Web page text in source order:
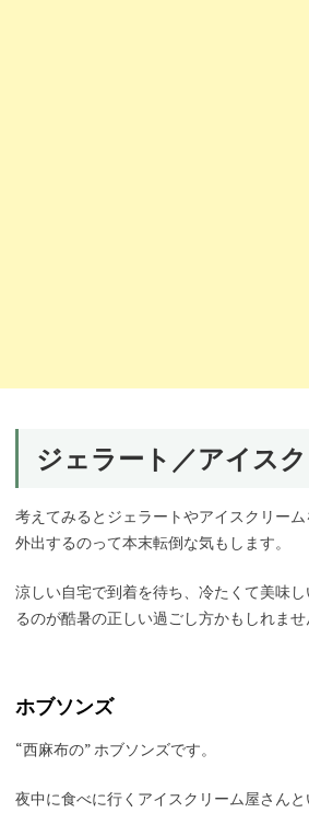
ジェラート／アイス
考えてみるとジェラートやアイスクリー
外出するのって本末転倒な気もします。
涼しい自宅で到着を待ち、冷たくて美味
るのが酷暑の正しい過ごし方かもしれませ
ホブソンズ
“西麻布の” ホブソンズです。
夜中に食べに行くアイスクリーム屋さんと